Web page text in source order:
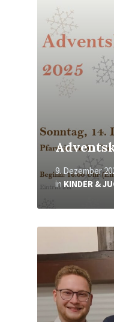
9. Dezember
inKINDER &
Mehr